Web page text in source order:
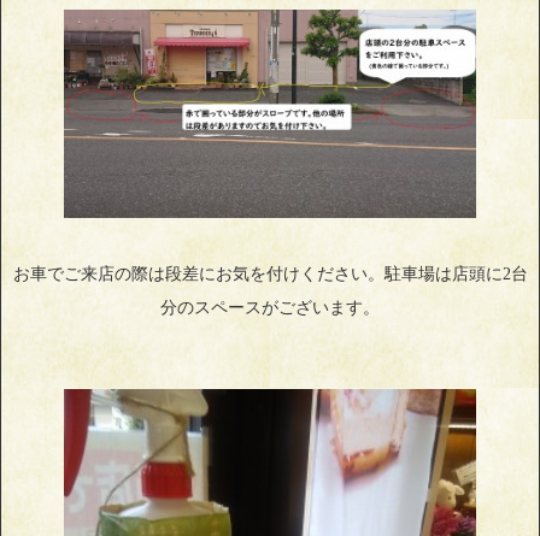
お車でご来店の際は段差にお気を付けください。駐車場は店頭に2台
分のスペースがございます。